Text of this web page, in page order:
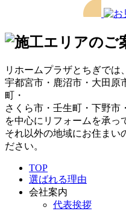
リホームプラザとちぎでは
宇都宮市・鹿沼市・大田原
町・
さくら市・壬生町・下野市
を中心にリフォームを承っ
それ以外の地域にお住まい
ださい。
TOP
選ばれる理由
会社案内
代表挨拶